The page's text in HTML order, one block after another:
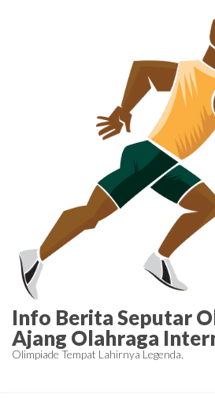
Info Berita Seputar
Ajang Olahraga
Olimpiade Tempat Lahirnya Legenda.